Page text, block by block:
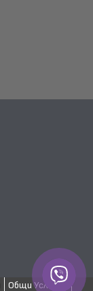
Общи Условия